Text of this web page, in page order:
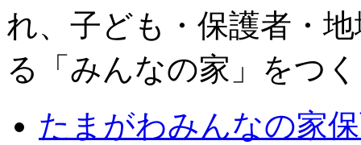
れ、子ども・保護者・
る「みんなの家」をつ
たまがわみんなの家